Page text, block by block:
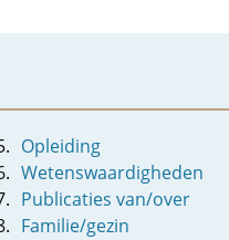
Opleiding
Wetenswaardigheden
Publicaties van/over
Familie/gezin